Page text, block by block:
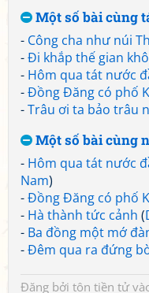
Một số bài cùng
- Công cha như núi
-Đi khắp thế gian
- Hôm qua tát nước
-Đồng Đăng có phố
-Trâu ơi ta bảo trâu
Một số bài cùng
- Hôm qua tát nước
Nam)
-Đồng Đăng có phố
- Hà thành tức cảnh (
- Ba đồng một mớ
-Đêm qua ra đứng
Đăng bởi tôn tiền tử